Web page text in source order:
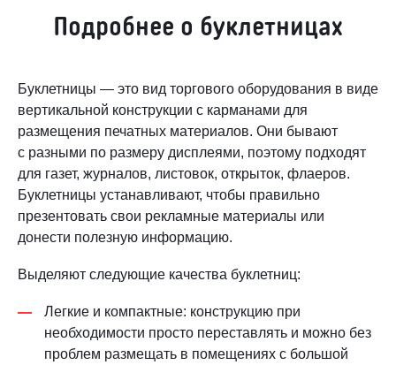
Подробнее о буклетницах
Буклетницы — это вид торгового оборудования в виде
вертикальной конструкции с карманами для
размещения печатных материалов. Они бывают
с разными по размеру дисплеями, поэтому подходят
для газет, журналов, листовок, открыток, флаеров.
Буклетницы устанавливают, чтобы правильно
презентовать свои рекламные материалы или
донести полезную информацию.
Выделяют следующие качества буклетниц:
Легкие и компактные: конструкцию при
необходимости просто переставлять и можно без
проблем размещать в помещениях с большой